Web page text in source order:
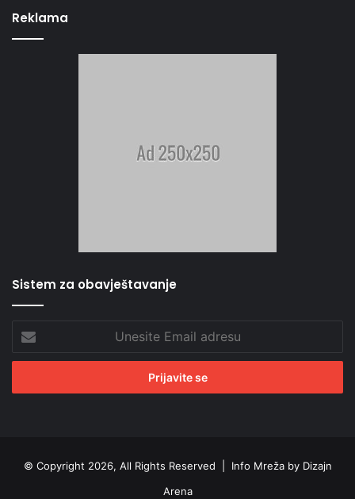
Reklama
Sistem za obavještavanje
Unesite
Email
adresu
© Copyright 2026, All Rights Reserved | Info Mreža by Dizajn
Arena